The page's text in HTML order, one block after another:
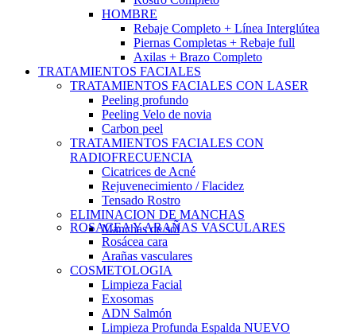
HOMBRE
Rebaje Completo + Línea Interglútea
Piernas Completas + Rebaje full
Axilas + Brazo Completo
TRATAMIENTOS FACIALES
TRATAMIENTOS FACIALES CON LASER
Peeling profundo
Peeling Velo de novia
Carbon peel
TRATAMIENTOS FACIALES CON
RADIOFRECUENCIA
Cicatrices de Acné
Rejuvenecimiento / Flacidez
Tensado Rostro
ELIMINACION DE MANCHAS
Manchas de sol
ROSACEA Y ARAÑAS VASCULARES
Rosácea cara
Arañas vasculares
COSMETOLOGIA
Limpieza Facial
Exosomas
ADN Salmón
Limpieza Profunda Espalda NUEVO